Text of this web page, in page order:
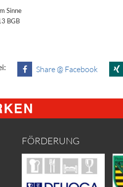
Sinne
BGB
Share @ Facebook
FÖRDERUNG